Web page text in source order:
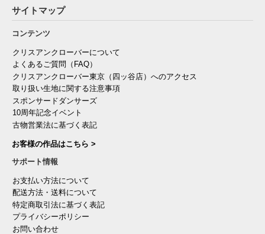
サイトマップ
コンテンツ
クリスアンクローバーについて
よくあるご質問（FAQ）
クリスアンクローバー東京（四ッ谷店）へのアクセス
取り扱い生地に関する注意事項
スポンサードダンサーズ
10周年記念イベント
古物営業法に基づく表記
お客様の作品はこちら >
サポート情報
お支払い方法について
配送方法・送料について
特定商取引法に基づく表記
プライバシーポリシー
お問い合わせ